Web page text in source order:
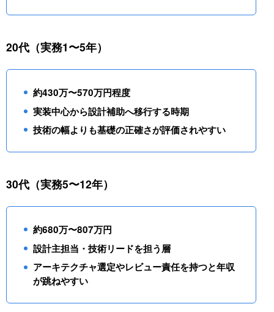
20代（実務1〜5年）
約430万〜570万円程度
実装中心から設計補助へ移行する時期
技術の幅よりも基礎の正確さが評価されやすい
30代（実務5〜12年）
約680万〜807万円
設計主担当・技術リードを担う層
アーキテクチャ選定やレビュー責任を持つと年収
が跳ねやすい